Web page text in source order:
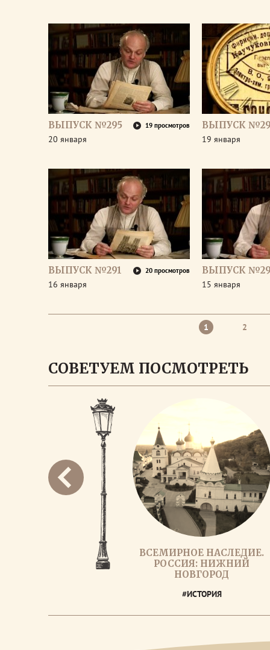
ВЫПУСК №295 19 просмотров
20 января
ВЫПУСК
19 января
ВЫПУСК №291 20 просмотров
16 января
ВЫПУСК
15 января
1 2
СОВЕТУЕМ ПОСМОТРЕТЬ
ВСЕМИРНОЕ НАСЛЕДИЕ.
РОССИЯ: НИЖНИЙ
НОВГОРОД
#ИСТОРИЯ